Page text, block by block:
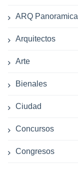
ARQ Panoramica
Arquitectos
Arte
Bienales
Ciudad
Concursos
Congresos